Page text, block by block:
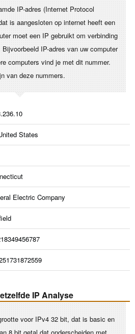
IP-adres (Internet Protocol
is aangesloten op internet heeft een
moet een IP gebruikt om verbinding
IP-adres van uw computer
computers vind je met dit nummer.
van deze nummers.
States
Electric Company
IP Analyse
voor IPv4 32 bit, dat is basic en